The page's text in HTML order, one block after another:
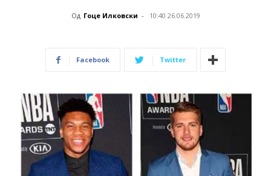
Од Гоце Илковски - 10:40 26.06.2019
Facebook Twitter